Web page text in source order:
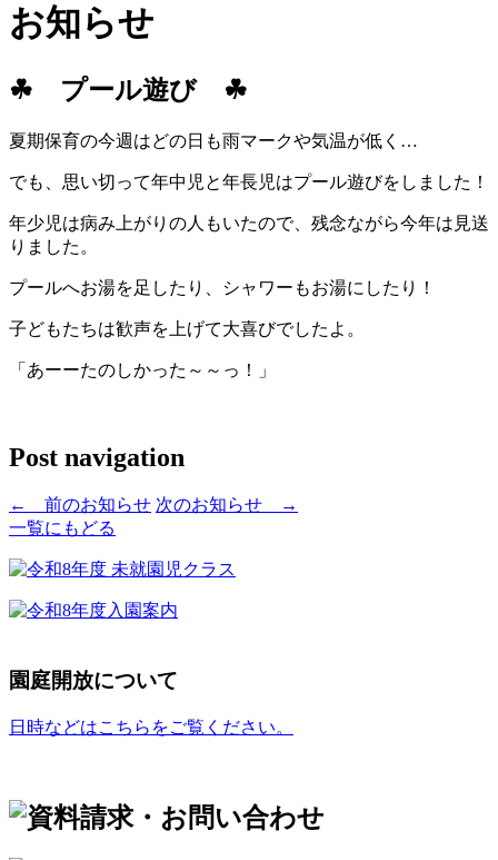
お知らせ
☘ プール遊び ☘
夏期保育の今週はどの日も雨マークや気温が低く…
でも、思い切って年中児と年長児はプール遊びをしました！
年少児は病み上がりの人もいたので、残念ながら今年は見送
りました。
プールへお湯を足したり、シャワーもお湯にしたり！
子どもたちは歓声を上げて大喜びでしたよ。
「あーーたのしかった～～っ！」
Post navigation
← 前のお知らせ 次のお知らせ
→
一覧にもどる
園庭開放について
日時などはこちらをご覧ください。